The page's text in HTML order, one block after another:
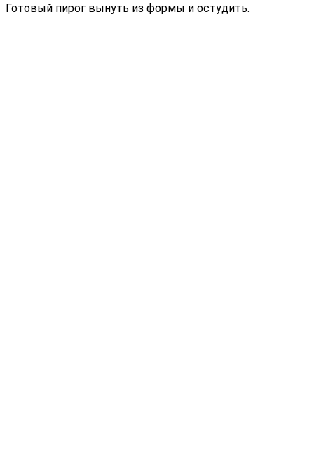
Готовый пирог вынуть из формы и остудить.